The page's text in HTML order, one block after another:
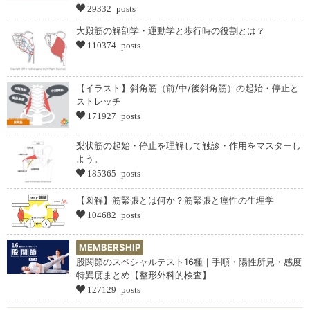
29332 posts
大殿筋の解剖学・運動学と歩行時の役割とは？
110374 posts
【イラスト】斜角筋（前/中/後斜角筋）の起始・停止と
ストレッチ
171927 posts
梨状筋の起始・停止を理解して触診・作用をマスターし
よう。
185365 posts
【図解】筋緊張とは何か？筋緊張と痙性の生理学
104682 posts
MEMBERSHIP
股関節のスペシャルテスト16種｜手順・陽性所見・感度
特異度まとめ【整形外科的検査】
127129 posts